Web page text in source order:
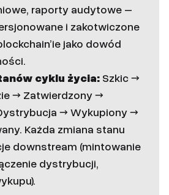
raporty audytowe –
i zakotwiczone
jako dowód
cyklu życia: Szkic →
→ Zatwierdzony →
→ Wykupiony →
Każda zmiana stanu
downstream (mintowanie
dystrybucji,